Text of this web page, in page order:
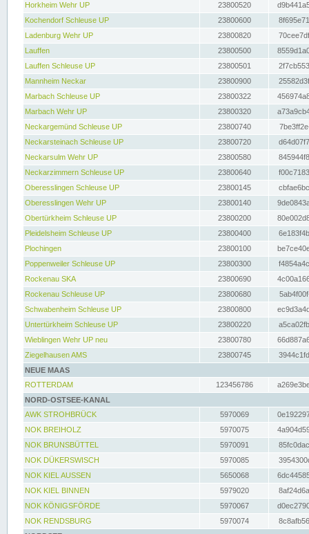
Horkheim Wehr UP
23800520
Kochendorf Schleuse UP
23800600
Ladenburg Wehr UP
23800820
Lauffen
23800500
Lauffen Schleuse UP
23800501
Mannheim Neckar
23800900
Marbach Schleuse UP
23800322
Marbach Wehr UP
23800320
Neckargemünd Schleuse UP
23800740
Neckarsteinach Schleuse UP
23800720
Neckarsulm Wehr UP
23800580
Neckarzimmern Schleuse UP
23800640
Oberesslingen Schleuse UP
23800145
Oberesslingen Wehr UP
23800140
Obertürkheim Schleuse UP
23800200
Pleidelsheim Schleuse UP
23800400
Plochingen
23800100
Poppenweiler Schleuse UP
23800300
Rockenau SKA
23800690
Rockenau Schleuse UP
23800680
Schwabenheim Schleuse UP
23800800
Untertürkheim Schleuse UP
23800220
Wieblingen Wehr UP neu
23800780
Ziegelhausen AMS
23800745
NEUE MAAS
ROTTERDAM
123456786
NORD-OSTSEE-KANAL
AWK STROHBRÜCK
5970069
NOK BREIHOLZ
5970075
NOK BRUNSBÜTTEL
5970091
NOK DÜKERSWISCH
5970085
NOK KIEL AUSSEN
5650068
NOK KIEL BINNEN
5979020
NOK KÖNIGSFÖRDE
5970067
NOK RENDSBURG
5970074